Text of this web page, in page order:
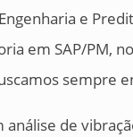
e
em SAP/PM,
sempre
análise de